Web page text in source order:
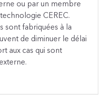
ou par un membre
technologie CEREC.
sont fabriquées à la
de diminuer le délai
aux cas qui sont